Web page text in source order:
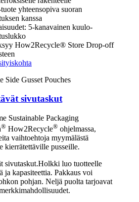
yhteensopiva suoran
kanssa
5-kanavainen kuulo-
How2Recycle® Store Drop-off
sivutaskut
Sustainable Packaging
® How2Recycle® ohjelmassa,
vaihtoehtoja myymälästä
kierrätettäville pusseille.
sivutaskut.Holkki luo tuotteelle
ja kapasiteettia. Pakkaus voi
pohjan. Neljä puolta tarjoavat